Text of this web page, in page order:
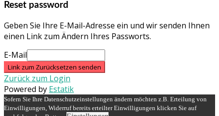
Reset password
Geben Sie Ihre E-Mail-Adresse ein und wir senden Ihnen
einen Link zum Ändern Ihres Passworts.
E-Mail
Link zum Zurücksetzen senden
Zurück zum Login
Powered by Estatik
Sofern Sie Ihre Datenschutzeinstellungen ändern möchten z.B. Erteilung von
Einwilligungen, Widerruf bereits erteilter Einwilligungen klicken Sie auf